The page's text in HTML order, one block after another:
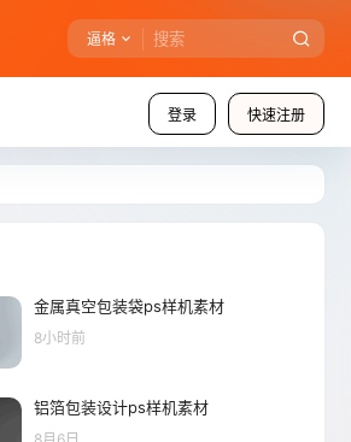
逼格
登录 快速注册
金属真空包装袋ps样机素材
8小时前
铝箔包装设计ps样机素材